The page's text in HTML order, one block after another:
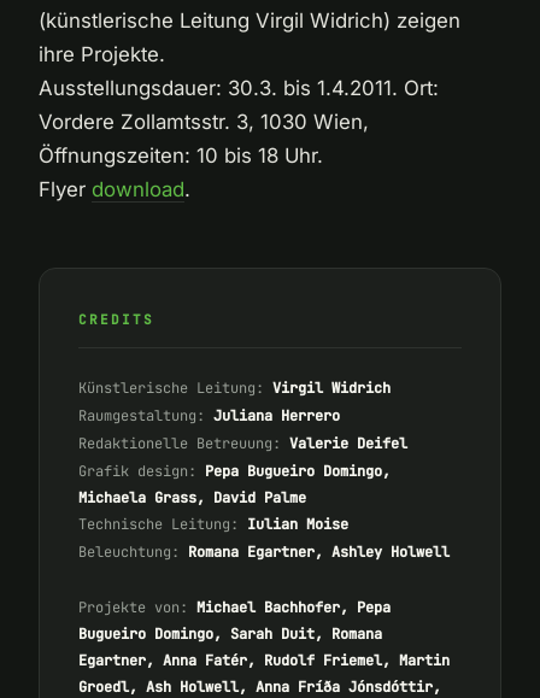
(künstlerische Leitung Virgil Widrich) zeigen
ihre Projekte.
Ausstellungsdauer: 30.3. bis 1.4.2011. Ort:
Vordere Zollamtsstr. 3, 1030 Wien,
Öffnungszeiten: 10 bis 18 Uhr.
Flyer download.
CREDITS
Künstlerische Leitung: Virgil Widrich
Raumgestaltung: Juliana Herrero
Redaktionelle Betreuung: Valerie Deifel
Grafik design:
Pepa Bugueiro Domingo,
Michaela Grass, David Palme
Technische Leitung:
Iulian Moise
Beleuchtung:
Romana Egartner, Ashley Holwell
Projekte von: Michael Bachhofer, Pepa
Bugueiro Domingo, Sarah Duit, Romana
Egartner, Anna Fatér, Rudolf Friemel, Martin
Groedl, Ash Holwell, Anna Fríða Jónsdóttir,